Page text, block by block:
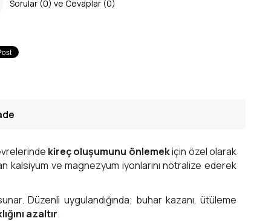
Sorular (0) ve Cevaplar (0)
kireç oluşumunu önlemekiçin özel olarak
kalsiyum ve magnezyum iyonlarını nötralize ederek
Düzenli uygulandığında; buhar kazanı, ütüleme
azaltır.